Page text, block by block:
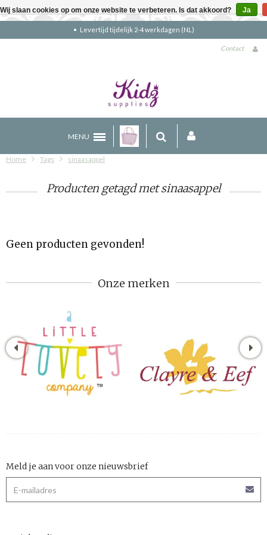
Levertijd tijdelijk 2-4 werkdagen (NL)
Contact
MENU
Home Tags sinaasappel
Producten getagd met sinaasappel
Geen producten gevonden!
Onze merken
Meld je aan voor onze nieuwsbrief
Wij slaan cookies op om onze website te verbeteren. Is dat akkoord? Ja